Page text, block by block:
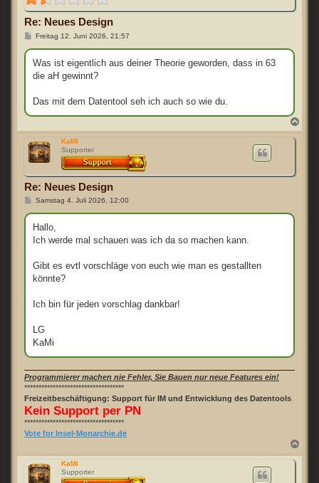
Re: Neues Design
B
i
t
a
Freitag 12. Juni 2026, 21:57
Was ist eigentlich aus deiner Theorie geworden, dass in 63
die aH gewinnt?
Das mit dem Datentool seh ich auch so wie du.
a
KaMi
Supporter
Re: Neues Design
B
i
t
a
Samstag 4. Juli 2026, 12:00
Hallo,
Ich werde mal schauen was ich da so machen kann.
Gibt es evtl vorschläge von euch wie man es gestallten
könnte?
Ich bin für jeden vorschlag dankbar!
LG
KaMi
Programmierer machen nie Fehler, Sie Bauen nur neue Features ein!
***********************************
Freizeitbeschäftigung: Support für IM und Entwicklung des Datentools
Kein Support per PN
***********************************
Vote for Insel-Monarchie.de
KaMi
Supporter